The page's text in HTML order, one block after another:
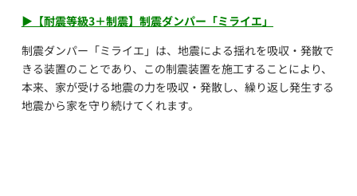
▶【耐震等級3＋制震】制震ダンパー「ミライエ」
制震ダンパー「ミライエ」は、地震による揺れを吸収・発散で
きる装置のことであり、この制震装置を施工することにより、
本来、家が受ける地震の力を吸収・発散し、繰り返し発生する
地震から家を守り続けてくれます。